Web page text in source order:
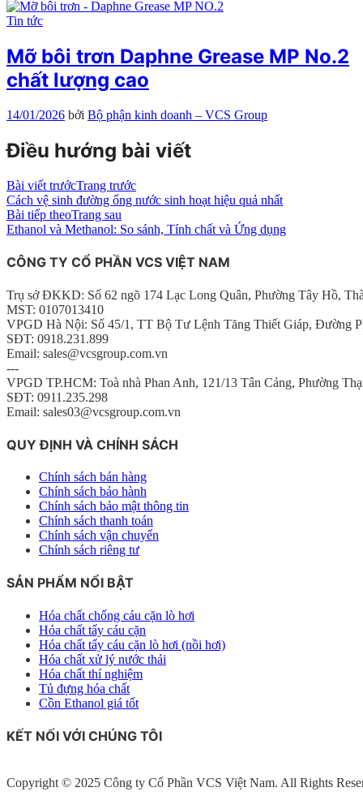
Tin tức
Mỡ bôi trơn Daphne Grease MP No.2
chất lượng cao
14/01/2026 bởi Bộ phận kinh doanh – VCS Group
Điều hướng bài viết
Bài viết trướcTrang trước
Cách vệ sinh đường ống nước sinh hoạt hiệu quả nhất
Bài tiếp theoTrang sau
Ethanol và Methanol: So sánh, Tính chất và Ứng dụng
CÔNG TY CỔ PHẦN VCS VIỆT NAM
Trụ sở ĐKKD: Số 62 ngõ 174 Lạc Long Quân, Phường Tây Hồ,
MST: 0107013410
VPGD Hà Nội: Số 45/1, TT Bộ Tư Lệnh Tăng Thiết Giáp, Đường
SĐT: 0918.231.899
Email: sales@vcsgroup.com.vn
---
VPGD TP.HCM: Toà nhà Phan Anh, 121/13 Tân Cảng, Phường
SĐT: 0911.235.298
Email: sales03@vcsgroup.com.vn
QUY ĐỊNH VÀ CHÍNH SÁCH
Chính sách bán hàng
Chính sách bảo hành
Chính sách bảo mật thông tin
Chính sách thanh toán
Chính sách vận chuyển
Chính sách riêng tư
SẢN PHẨM NỔI BẬT
Hóa chất chống cáu cặn lò hơi
Hóa chất tẩy cáu cặn
Hóa chất tẩy cáu cặn lò hơi (nồi hơi)
Hóa chất xử lý nước thải
Hóa chất thí nghiệm
Tủ đựng hóa chất
Cồn Ethanol giá tốt
KẾT NỐI VỚI CHÚNG TÔI
Copyright © 2025 Công ty Cổ Phần VCS Việt Nam. All Rights